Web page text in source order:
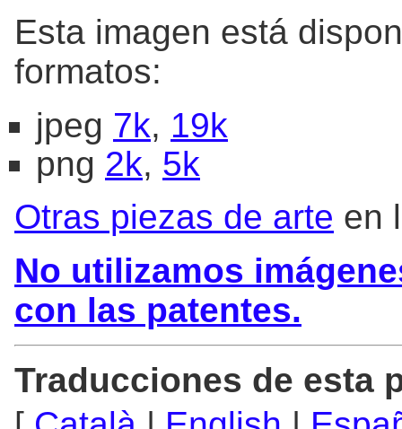
Esta imagen está
formatos:
jpeg 7k, 19k
png 2k, 5k
Otras piezas de arte en
No utilizamos
con las patentes.
Traducciones de esta